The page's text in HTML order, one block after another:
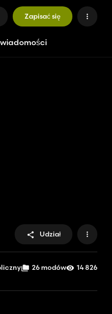
Zapisać się
wiadomości
Udział
26 modów 14 826